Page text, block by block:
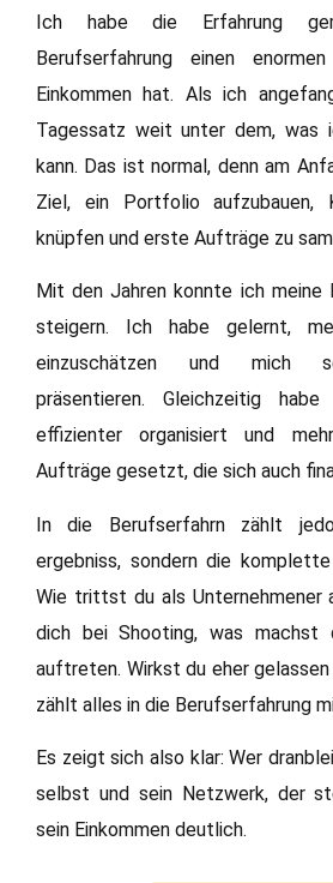
Ich habe die Erfahrung
Berufserfahrung einen
Einkommen hat. Als ich
Tagessatz weit unter dem, was
kann. Das ist normal, denn am
Ziel, ein Portfolio aufzubauen,
knüpfen und erste Aufträge zu
Mit den Jahren konnte ich meine
steigern. Ich habe gelernt,
einzuschätzen und mich
präsentieren. Gleichzeitig
effizienter organisiert und
Aufträge gesetzt, die sich auch
In die Berufserfahrn zählt
ergebniss, sondern die
Wie trittst du als Unternehmener
dich bei Shooting, was machst
auftreten. Wirkst du eher
zählt alles in die Berufserfahrung
Es zeigt sich also klar: Wer
selbst und sein Netzwerk, der
sein Einkommen deutlich.